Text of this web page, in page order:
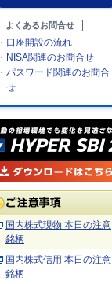
よくあるお問合せ
・口座開設の流れ
・NISA関連のお問合せ
・パスワード関連のお問合
せ
国内株式現物 本日の注意
銘柄
国内株式信用 本日の注意
銘柄